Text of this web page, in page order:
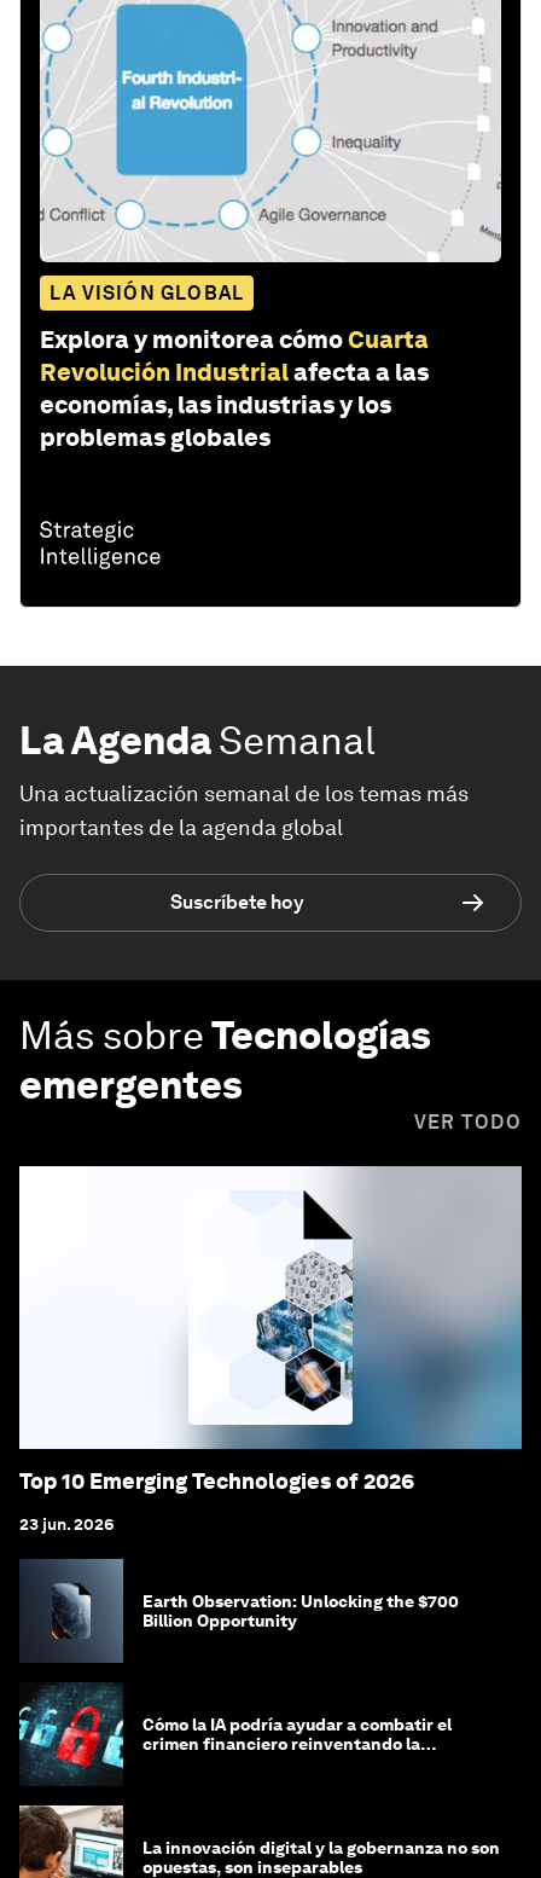
LA VISIÓN GLOBAL
Explora y monitorea cómoCuarta
Revolución Industrialafecta a las
economías, las industrias y los
problemas globales
La AgendaSemanal
Una actualización semanal de los temas más
importantes de la agenda global
Suscríbete hoy
Más sobreTecnologías
emergentes
VER TODO
Top 10 Emerging Technologies of 2026
23 jun. 2026
Earth Observation: Unlocking the $700
Billion Opportunity
Cómo la IA podría ayudar a combatir el
crimen financiero reinventando la
La innovación digital y la gobernanza no son
opuestas, son inseparables